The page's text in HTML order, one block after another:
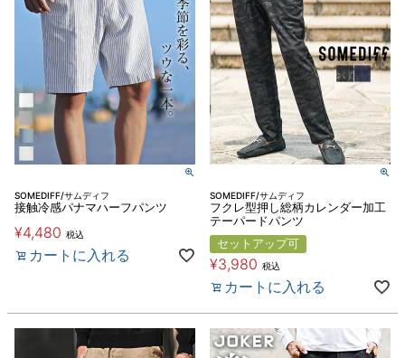
SOMEDIFF/サムディフ
接触冷感パナマハーフパンツ
¥4,480 税込
カートに入れる
SOMEDIFF/サムディフ
フクレ型押し総柄カレンダー加工
テーパードパンツ
セットアップ可
¥3,980 税込
カートに入れる